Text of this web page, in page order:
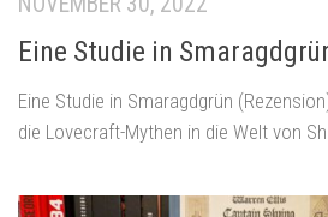
Eine Studie in
Eine Studie in Smaragdgrün
die Lovecraft-Mythen in die Welt von